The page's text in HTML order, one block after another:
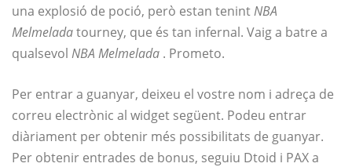
una explosió de poció, però estan tenintNBA
Melmeladatourney, que és tan infernal. Vaig a batre a
qualsevol NBA Melmelada . Prometo.
Per entrar a guanyar, deixeu el vostre nom i adreça de
correu electrònic al widget següent. Podeu entrar
diàriament per obtenir més possibilitats de guanyar.
Per obtenir entrades de bonus, seguiu Dtoid i PAX a